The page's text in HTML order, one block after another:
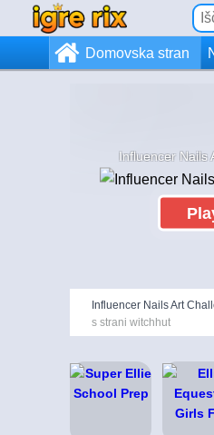
Domovska stran
Influencer Nails
Influencer Nails Art
s strani witchhut